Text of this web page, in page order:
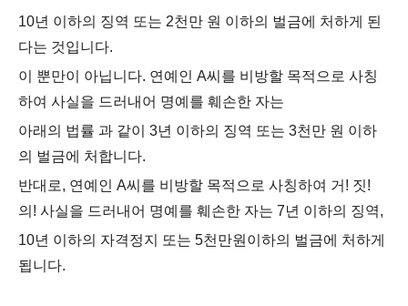
10년 이하의 징역 또는 2천만 원 이하의 벌금에 처하게 된
다는 것입니다.
이 뿐만이 아닙니다. 연예인 A씨를 비방할 목적으로 사칭
하여 사실을 드러내어 명예를 훼손한 자는
아래의 법률 과 같이 3년 이하의 징역 또는 3천만 원 이하
의 벌금에 처합니다.
반대로, 연예인 A씨를 비방할 목적으로 사칭하여 거! 짓!
의! 사실을 드러내어 명예를 훼손한 자는 7년 이하의 징역,
10년 이하의 자격정지 또는 5천만원이하의 벌금에 처하게
됩니다.